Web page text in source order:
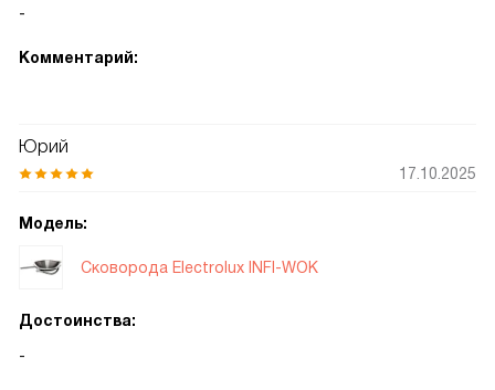
-
Комментарий:
Юрий
17.10.2025
Модель:
Сковорода Electrolux INFI-WOK
Достоинства:
-